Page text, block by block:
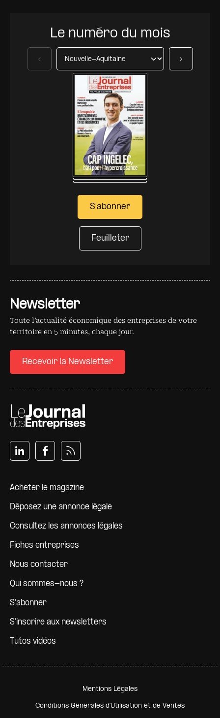
Newsletter
Toute l’actualité économique des entreprises de votre
territoire en 5 minutes, chaque jour.
Recevoir la Newsletter
Pied de page
Acheter le magazine
Déposez une annonce légale
Consultez les annonces légales
Fiches entreprises
Nous contacter
Qui sommes-nous ?
S'abonner
S'inscrire aux newsletters
Tutos vidéos
Le numéro du mois
S'abonner
Feuilleter
Précédent Suivant
Pied de page secondaire
Mentions Légales
Conditions Générales d'Utilisation et de Ventes